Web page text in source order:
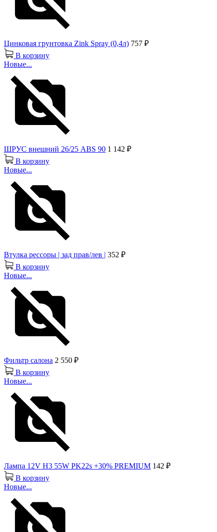
Цинковая грунтовка Zink Spray (0,4л) 757 ₽
В корзину
Новые...
ШРУС внешний 26/25 ABS 90 1 142 ₽
В корзину
Новые...
Втулка рессоры | зад прав/лев | 352 ₽
В корзину
Новые...
Фильтр салона 2 550 ₽
В корзину
Новые...
Лампа 12V H3 55W PK22s +30% PREMIUM 142 ₽
В корзину
Новые...